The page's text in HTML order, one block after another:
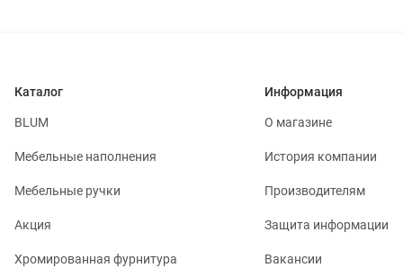
Каталог
BLUM
Мебельные наполнения
Мебельные ручки
Акция
Хромированная фурнитура
Информация
О магазине
История компании
Производителям
Защита информации
Вакансии